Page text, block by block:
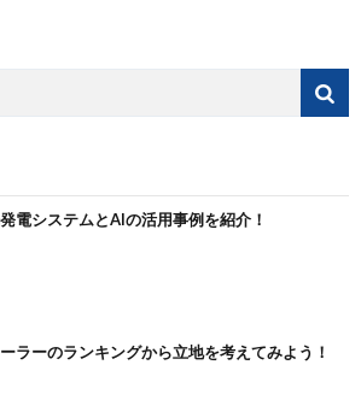
電システムとAIの活用事例を紹介！
ラーのランキングから立地を考えてみよう！